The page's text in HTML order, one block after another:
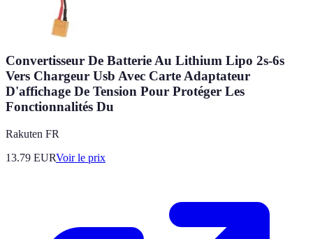
Convertisseur De Batterie Au Lithium Lipo 2s-6s
Vers Chargeur Usb Avec Carte Adaptateur
D'affichage De Tension Pour Protéger Les
Fonctionnalités Du
Rakuten FR
13.79 EURVoir le prix